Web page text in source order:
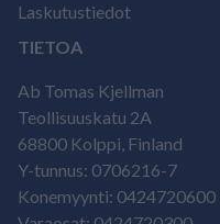
Laskutustiedot
TIETOA
Ab Tomas Kjellman
Teollisuuskatu 2A
68800 Kolppi, Finland
Y-tunnus: 0706216-7
Konemyynti: 0424720600